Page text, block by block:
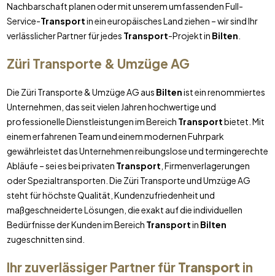
Nachbarschaft planen oder mit unserem umfassenden Full-
Service-Transportin ein europäisches Land ziehen – wir sind Ihr
verlässlicher Partner für jedes Transport-Projekt in Bilten
Züri Transporte & Umzüge AG
Die Züri Transporte & Umzüge AG aus Biltenist ein renommiertes
Unternehmen, das seit vielen Jahren hochwertige und
professionelle Dienstleistungen im Bereich Transportbietet. Mit
einem erfahrenen Team und einem modernen Fuhrpark
gewährleistet das Unternehmen reibungslose und termingerechte
Abläufe – sei es bei privaten Transport , Firmenverlagerungen
oder Spezialtransporten. Die Züri Transporte und Umzüge AG
steht für höchste Qualität, Kundenzufriedenheit und
maßgeschneiderte Lösungen, die exakt auf die individuellen
Bedürfnisse der Kunden im Bereich Transportin Bilten
zugeschnitten sind.
Ihr zuverlässiger Partner fürTransport in